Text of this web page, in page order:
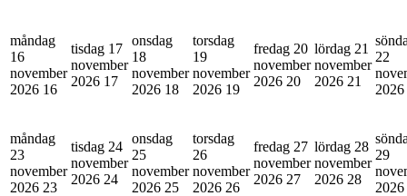
måndag
16
november
2026 16
tisdag 17
november
2026 17
onsdag
18
november
2026 18
torsdag
19
november
2026 19
fredag 20
november
2026 20
lördag 21
november
2026 21
22
2026
måndag
23
november
2026 23
tisdag 24
november
2026 24
onsdag
25
november
2026 25
torsdag
26
november
2026 26
fredag 27
november
2026 27
lördag 28
november
2026 28
29
2026